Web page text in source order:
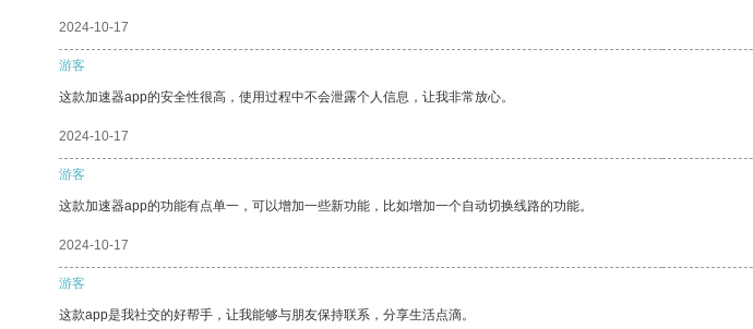
2024-10-17
游客
这款加速器app的安全性很高，使用过程中不会泄露个人信息，让我非常放心。
2024-10-17
游客
这款加速器app的功能有点单一，可以增加一些新功能，比如增加一个自动切换线路的功能。
2024-10-17
游客
这款app是我社交的好帮手，让我能够与朋友保持联系，分享生活点滴。